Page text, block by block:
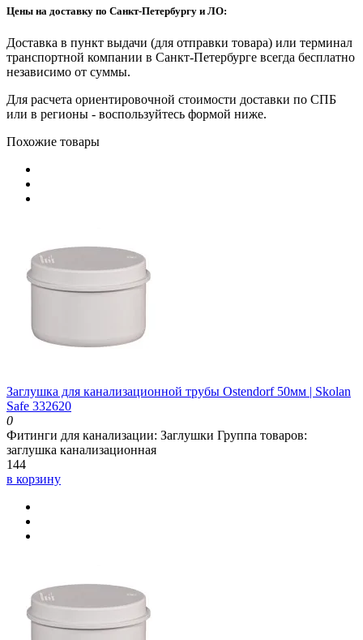
Цены на доставку по Санкт-Петербургу и ЛО:
Доставка в пункт выдачи (для отправки товара) или терминал
транспортной компании в Санкт-Петербурге всегда бесплатно
независимо от суммы.
Для расчета ориентировочной стоимости доставки по СПБ
или в регионы - воспользуйтесь формой ниже.
Похожие товары
Заглушка для канализационной трубы Ostendorf 50мм | Skolan
Safe 332620
0
Фитинги для канализации: Заглушки Группа товаров:
заглушка канализационная
144
в корзину